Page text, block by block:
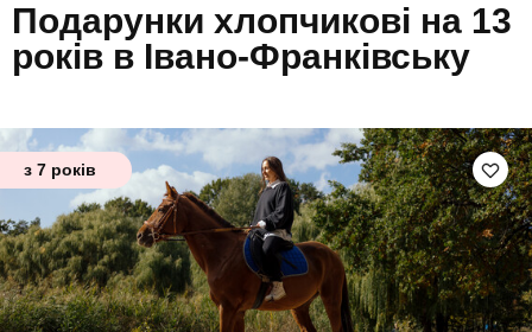
Подарунки хлопчикові на 13
років в Івано-Франківську
з 7 років